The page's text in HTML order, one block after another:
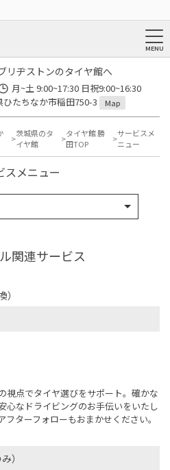
リヂストンのタイヤ館へ
月~土 9:00~17:30 日祝9:00~16:30
たちなか市稲田750-3
Map
茨城県のタ
イヤ館
タイヤ館 勝
田TOP
サービスメ
ニュー
スメニュー
関連サービス
視点でタイヤ選びをサポート。確かな
心なドライビングのお手伝いをいたし
ターフォローもおまかせください。
）​